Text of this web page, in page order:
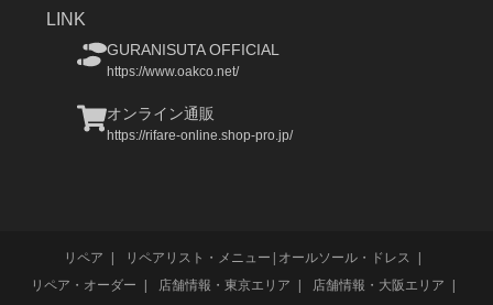
LINK
GURANISUTA OFFICIAL
https://www.oakco.net/
オンライン通販
https://rifare-online.shop-pro.jp/
リペア
リペアリスト・メニュー|オールソール・ドレス
リペア・オーダー
店舗情報・東京エリア
店舗情報・大阪エリア